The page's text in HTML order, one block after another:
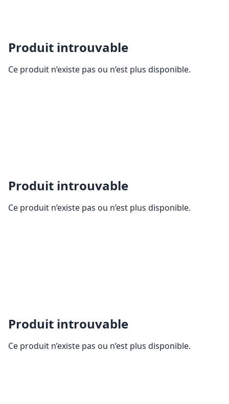
Produit introuvable
Ce produit n’existe pas ou n’est plus disponible.
Produit introuvable
Ce produit n’existe pas ou n’est plus disponible.
Produit introuvable
Ce produit n’existe pas ou n’est plus disponible.